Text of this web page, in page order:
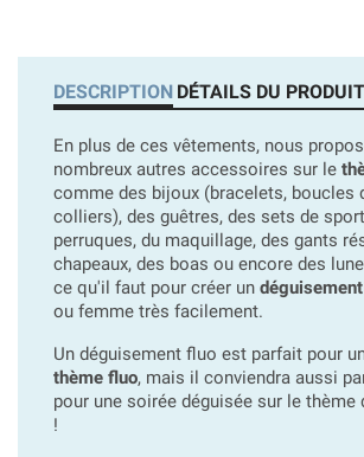
DESCRIPTION DÉTAILS DU PRODUIT
En plus de ces vêtements, nous
nombreux autres accessoires sur le
comme des bijoux (bracelets, boucles
colliers), des guêtres, des sets de
perruques, du maquillage, des gants
chapeaux, des boas ou encore des
ce qu'il faut pour créer un
ou femme très facilement.
Un déguisement fluo est parfait pour
thème fluo, mais il conviendra aussi
pour une soirée déguisée sur le thème
!